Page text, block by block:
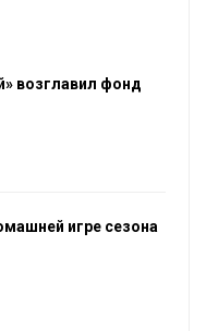
возглавил фонд
игре сезона